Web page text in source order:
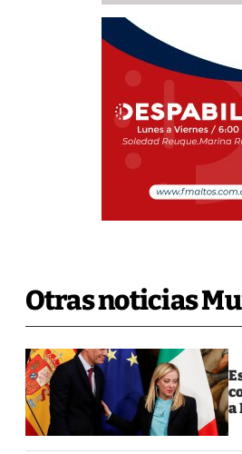
Otras noticias
a